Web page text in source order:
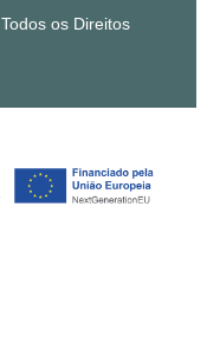
Todos os Direitos